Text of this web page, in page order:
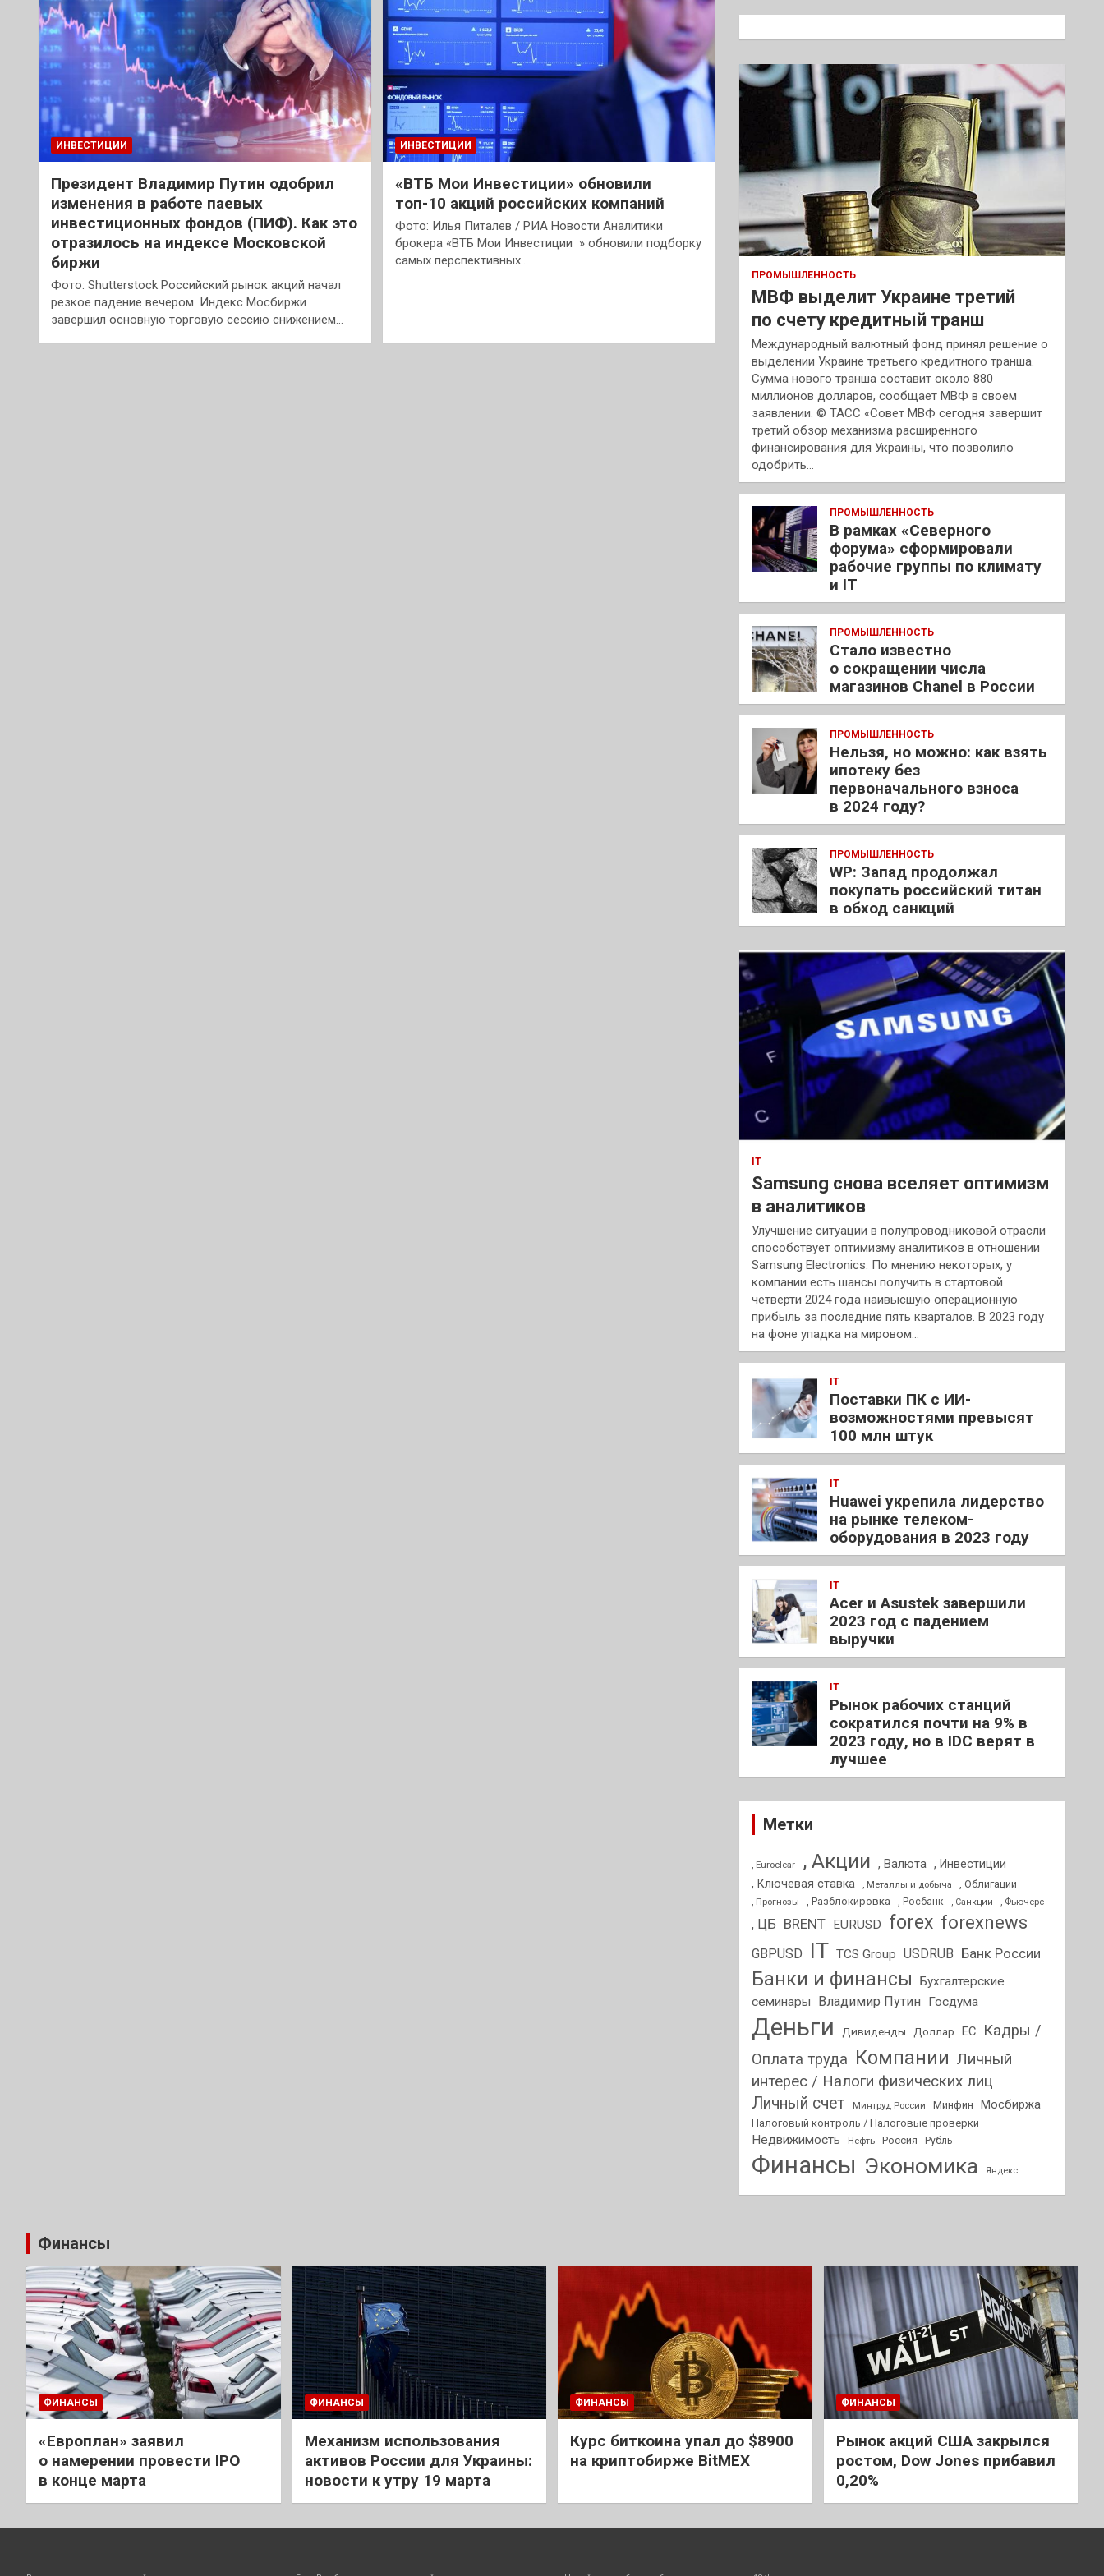
ИНВЕСТИЦИИ
Президент Владимир Путин одобрил
изменения в работе паевых
инвестиционных фондов (ПИФ). Как это
отразилось на индексе Московской
биржи
Фото: Shutterstock Российский рынок акций начал
резкое падение вечером. Индекс Мосбиржи
завершил основную торговую сессию снижением…
ИНВЕСТИЦИИ
«ВТБ Мои Инвестиции» обновили
топ-10 акций российских компаний
Фото: Илья Питалев / РИА Новости Аналитики
брокера «ВТБ Мои Инвестиции » обновили подборку
самых перспективных…
к
ПРОМЫШЛЕННОСТЬ
МВФ выделит Украине третий
по счету кредитный транш
Международный валютный фонд принял решение о
выделении Украине третьего кредитного транша.
Сумма нового транша составит около 880
миллионов долларов, сообщает МВФ в своем
заявлении. © ТАСС «Совет МВФ сегодня завершит
третий обзор механизма расширенного
финансирования для Украины, что позволило
одобрить…
ПРОМЫШЛЕННОСТЬ
В рамках «Северного
форума» сформировали
рабочие группы по климату
и IT
ПРОМЫШЛЕННОСТЬ
Стало известно
о сокращении числа
магазинов Chanel в России
ПРОМЫШЛЕННОСТЬ
Нельзя, но можно: как взять
ипотеку без
первоначального взноса
в 2024 году?
ПРОМЫШЛЕННОСТЬ
WP: Запад продолжал
покупать российский титан
в обход санкций
IT
Samsung снова вселяет оптимизм
в аналитиков
Улучшение ситуации в полупроводниковой отрасли
способствует оптимизму аналитиков в отношении
Samsung Electronics. По мнению некоторых, у
компании есть шансы получить в стартовой
четверти 2024 года наивысшую операционную
прибыль за последние пять кварталов. В 2023 году
на фоне упадка на мировом…
IT
Поставки ПК с ИИ-
возможностями превысят
100 млн штук
IT
Huawei укрепила лидерство
на рынке телеком-
оборудования в 2023 году
IT
Acer и Asustek завершили
2023 год с падением
выручки
IT
Рынок рабочих станций
сократился почти на 9% в
2023 году, но в IDC верят в
лучшее
Метки
, Euroclear , Акции , Валюта , Инвестиции
, Ключевая ставка
, Металлы и добыча , Облигации
, Прогнозы , Разблокировка , Росбанк , Санкции , Фьючерс
, ЦБ BRENT EURUSD forex forexnews
GBPUSD IT TCS Group USDRUB Банк России
Банки и финансы
Бухгалтерские
семинары
Владимир Путин Госдума
Деньги Дивиденды Доллар ЕС
Кадры /
Оплата труда Компании Личный
интерес / Налоги физических лиц
Личный счет Минтруд России Минфин Мосбиржа
Налоговый контроль / Налоговые проверки
Недвижимость Нефть Россия Рубль
Финансы Экономика Яндекс
Финансы
ФИНАНСЫ
«Европлан» заявил
о намерении провести IPO
в конце марта
ФИНАНСЫ
Механизм использования
активов России для Украины:
новости к утру 19 марта
ФИНАНСЫ
Курс биткоина упал до $8900
на криптобирже BitMEX
ФИНАНСЫ
Рынок акций США закрылся
ростом, Dow Jones прибавил
0,20%